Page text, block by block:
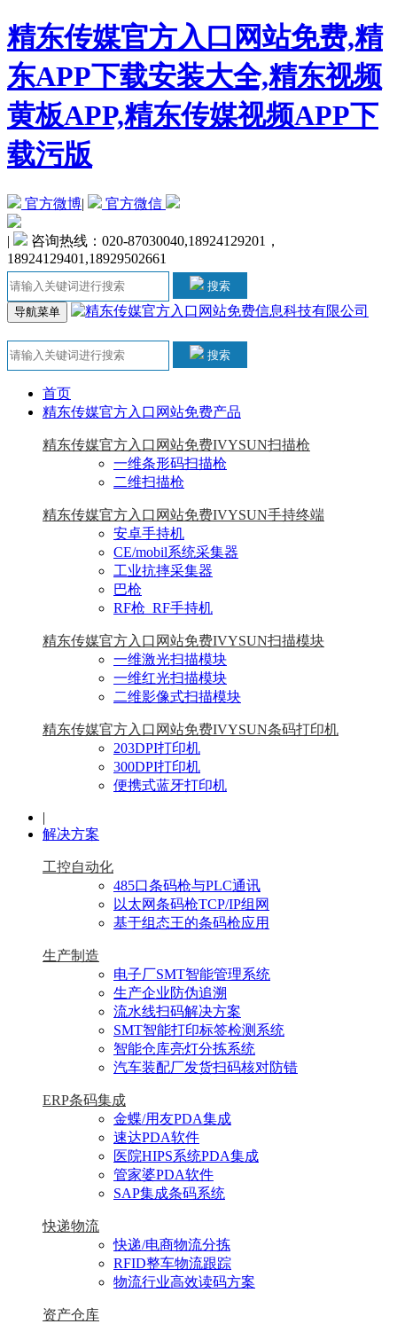
精东传媒官方入口网站免费,精
东APP下载安装大全,精东视频
黄板APP,精东传媒视频APP下
载污版
官方微博| 官方微信
|
咨询热线：020-87030040,18924129201，
18924129401,18929502661
搜索
导航菜单
搜索
首页
精东传媒官方入口网站免费产品
精东传媒官方入口网站免费IVYSUN扫描枪
一维条形码扫描枪
二维扫描枪
精东传媒官方入口网站免费IVYSUN手持终端
安卓手持机
CE/mobil系统采集器
工业抗摔采集器
巴枪
RF枪_RF手持机
精东传媒官方入口网站免费IVYSUN扫描模块
一维激光扫描模块
一维红光扫描模块
二维影像式扫描模块
精东传媒官方入口网站免费IVYSUN条码打印机
203DPI打印机
300DPI打印机
便携式蓝牙打印机
|
解决方案
工控自动化
485口条码枪与PLC通讯
以太网条码枪TCP/IP组网
基于组态王的条码枪应用
生产制造
电子厂SMT智能管理系统
生产企业防伪追溯
流水线扫码解决方案
SMT智能打印标签检测系统
智能仓库亮灯分拣系统
汽车装配厂发货扫码核对防错
ERP条码集成
金蝶/用友PDA集成
速达PDA软件
医院HIPS系统PDA集成
管家婆PDA软件
SAP集成条码系统
快递物流
快递/电商物流分拣
RFID整车物流跟踪
物流行业高效读码方案
资产仓库